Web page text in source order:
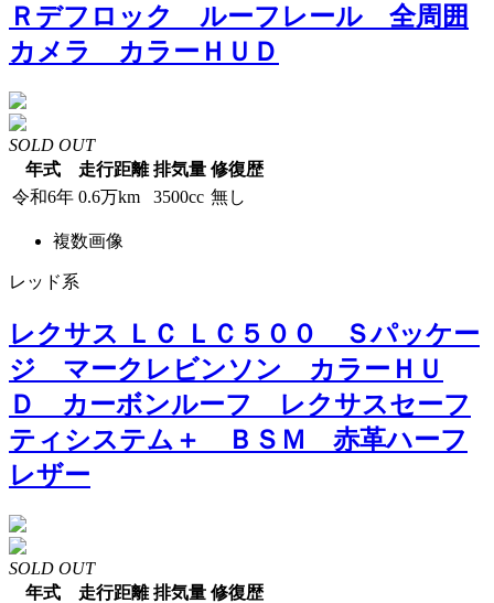
Ｒデフロック ルーフレール 全周囲
カメラ カラーＨＵＤ
SOLD OUT
年式
走行距離 排気量 修復歴
令和6年 0.6万km 3500cc 無し
複数画像
レッド系
レクサス ＬＣ ＬＣ５００ Ｓパッケー
ジ マークレビンソン カラーＨＵ
Ｄ カーボンルーフ レクサスセーフ
ティシステム＋ ＢＳＭ 赤革ハーフ
レザー
SOLD OUT
年式
走行距離 排気量 修復歴